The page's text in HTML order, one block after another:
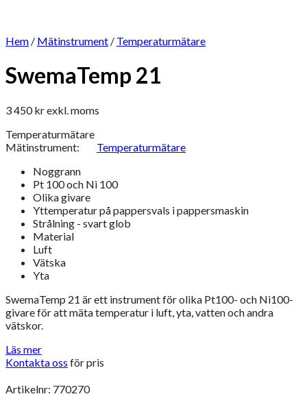
Hem / Mätinstrument / Temperaturmätare
SwemaTemp 21
3 450krexkl. moms
Temperaturmätare
Mätinstrument:
Temperaturmätare
Noggrann
Pt 100 och Ni 100
Olika givare
Yttemperatur på pappersvals i pappersmaskin
Strålning - svart glob
Material
Luft
Vätska
Yta
SwemaTemp 21 är ett instrument för olika Pt100- och Ni100-
givare för att mäta temperatur i luft, yta, vatten och andra
vätskor.
Läs mer
Kontakta oss för pris
Artikelnr: 770270